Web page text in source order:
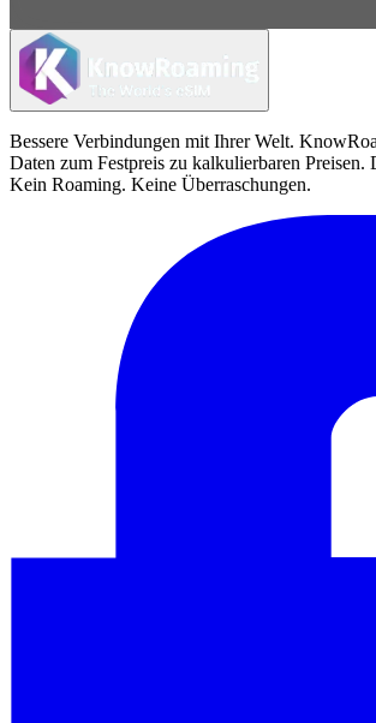
Bessere Verbindungen mit Ihrer Welt.
Daten zum Festpreis zu kalkulierbaren Preisen.
Kein Roaming. Keine Überraschungen.